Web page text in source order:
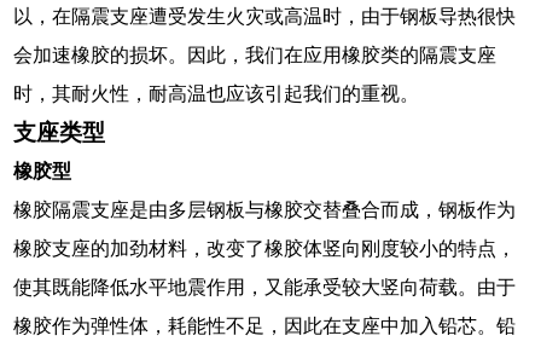
以，在隔震支座遭受发生火灾或高温时，由于钢板导热很快
会加速橡胶的损坏。因此，我们在应用橡胶类的隔震支座
时，其耐火性，耐高温也应该引起我们的重视。
支座类型
橡胶型
橡胶隔震支座是由多层钢板与橡胶交替叠合而成，钢板作为
橡胶支座的加劲材料，改变了橡胶体竖向刚度较小的特点，
使其既能降低水平地震作用，又能承受较大竖向荷载。由于
橡胶作为弹性体，耗能性不足，因此在支座中加入铅芯。铅